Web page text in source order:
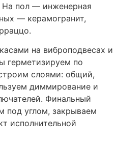
На пол — инженерная
— керамогранит,
на виброподвесах и
герметизируем по
слоями: общий,
диммирование и
Финальный
под углом, закрываем
исполнительной